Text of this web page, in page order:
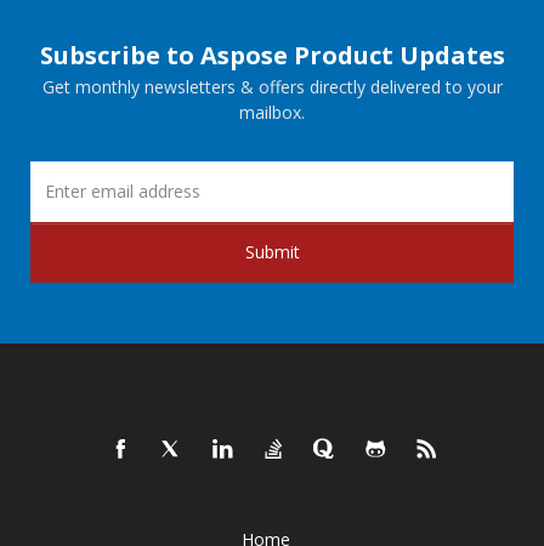
Subscribe to Aspose Product Updates
Get monthly newsletters & offers directly delivered to your
mailbox.
Submit
Home